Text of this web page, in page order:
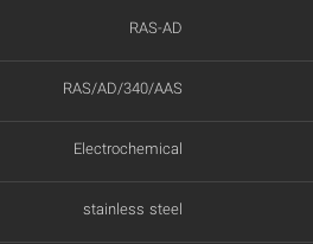
RAS-AD
RAS/AD/340/AAS
Electrochemical
stainless steel